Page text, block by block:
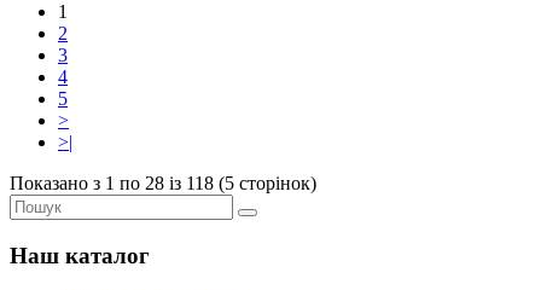
1
2
3
4
5
>
>|
Показано з 1 по 28 із 118 (5 сторінок)
Наш каталог